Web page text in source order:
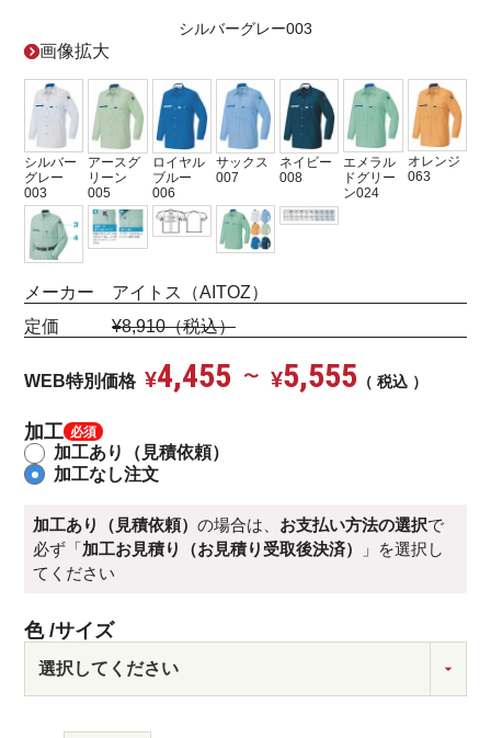
シルバーグレー003
画像拡大
シルバー
グレー
003
アースグ
リーン
005
ロイヤル
ブルー
006
サックス
007
ネイビー
008
エメラル
ドグリー
ン024
オレンジ
063
メーカー アイトス（AITOZ）
定価 ¥8,910（税込）
WEB特別価格 ¥4,455 〜 ¥5,555 税込
加工
加工あり（見積依頼）
加工なし注文
加工あり（見積依頼） の場合は、 お支払い方法の選択で
必ず「加工お見積り（お見積り受取後決済）
」を選択し
てください
色 サイズ